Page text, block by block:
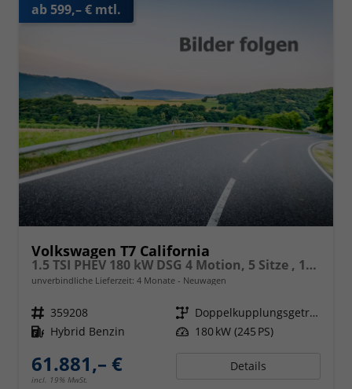
ab 599,– € mtl.
Volkswagen T7 California
1.5 TSI PHEV 180 kW DSG 4 Motion, 5 Sitze , 17 Zoll Leichtmetallfelgen. fünf Jahre Garantie, Markise, Schiene u. Gehäuse links, 6 Sitze, Klima,
unverbindliche Lieferzeit: 4 Monate Neuwagen
Fahrzeugnr. 359208 Getriebe
Doppelkupplungsgetriebe (DSG)
Kraftstoff Hybrid Benzin Leistung 180 kW (245 PS)
61.881,– €
incl. 19% MwSt.
Details